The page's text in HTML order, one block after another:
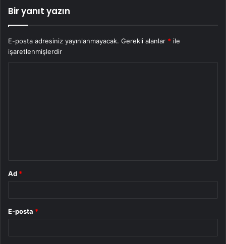
Bir yanıt yazın
E-posta adresiniz yayınlanmayacak. Gerekli alanlar * ile
işaretlenmişlerdir
Ad *
E-posta *